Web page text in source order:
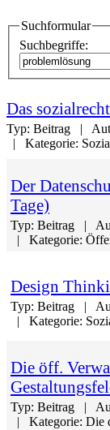
Suchformular
Suchbegriffe:
Das
Typ: Beitrag
Kategorie:
Der
Tage)
Typ: Beitrag
Kategorie:
Design
Typ: Beitrag
Kategorie:
Die öff.
Typ: Beitrag
Kategorie: Die